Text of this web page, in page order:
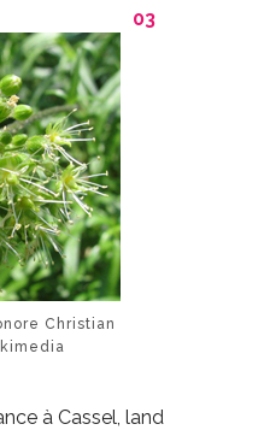
Christian
03
à Cassel, land